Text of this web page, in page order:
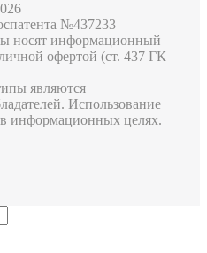
№4​3​7​2​3​3
носят информационный
офертой (ст. 437 ГК
являются
Использование
информационных целях.